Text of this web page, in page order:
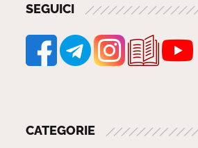
SEGUICI
CATEGORIE